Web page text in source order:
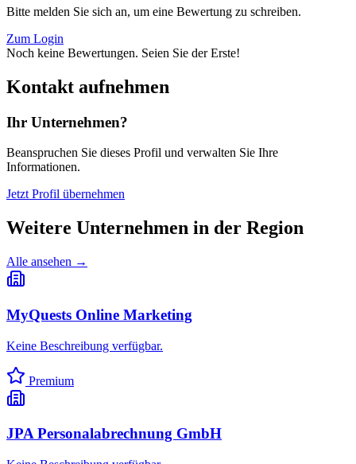
Bitte melden Sie sich an, um eine Bewertung zu schreiben.
Zum Login
Noch keine Bewertungen. Seien Sie der Erste!
Kontakt aufnehmen
Ihr Unternehmen?
Beanspruchen Sie dieses Profil und verwalten Sie Ihre
Informationen.
Jetzt Profil übernehmen
Weitere Unternehmen in der Region
Alle ansehen →
MyQuests Online Marketing
Keine Beschreibung verfügbar.
Premium
JPA Personalabrechnung GmbH